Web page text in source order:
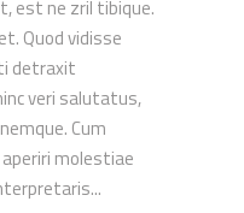
est ne zril tibique.
Quod vidisse
detraxit
veri salutatus,
Cum
molestiae